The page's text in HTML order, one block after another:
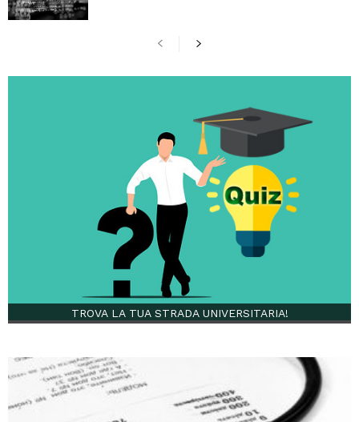
TROVA LA TUA STRADA UNIVERSITARIA!